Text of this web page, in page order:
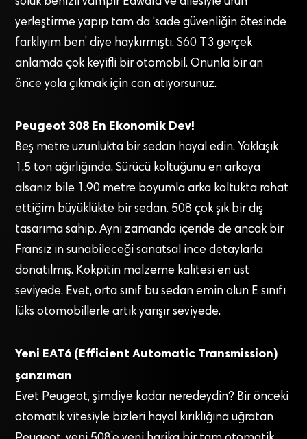
yerleştirme yapıp tam da ‘sade güvenliğin ötesinde
farklıyım ben’ diye haykırmıştı. S60 T3 gerçek
anlamda çok keyifli bir otomobil. Onunla bir an
önce yola çıkmak için can atıyorsunuz.
Peugeot 308 En Ekonomik Dev!
Beş metre uzunlukta bir sedan hayal edin. Yaklaşık
1.5 ton ağırlığında. Sürücü koltuğunu en arkaya
alsanız bile 1.90 metre boyumla arka koltukta rahat
ettiğim büyüklükte bir sedan. 508 çok şık bir dış
tasarıma sahip. Aynı zamanda içeride de ancak bir
Fransız’ın sunabileceği sanatsal ince detaylarla
donatılmış. Kokpitin malzeme kalitesi en üst
seviyede. Evet, orta sınıf bu sedan emin olun E sınıfı
lüks otomobillerle artık yarışır seviyede.
Yeni EAT6 (Efficient Automatic Transmission)
şanzıman
Evet Peugeot, şimdiye kadar neredeydin? Bir önceki
otomatik vitesiyle bizleri hayal kırıklığına uğratan